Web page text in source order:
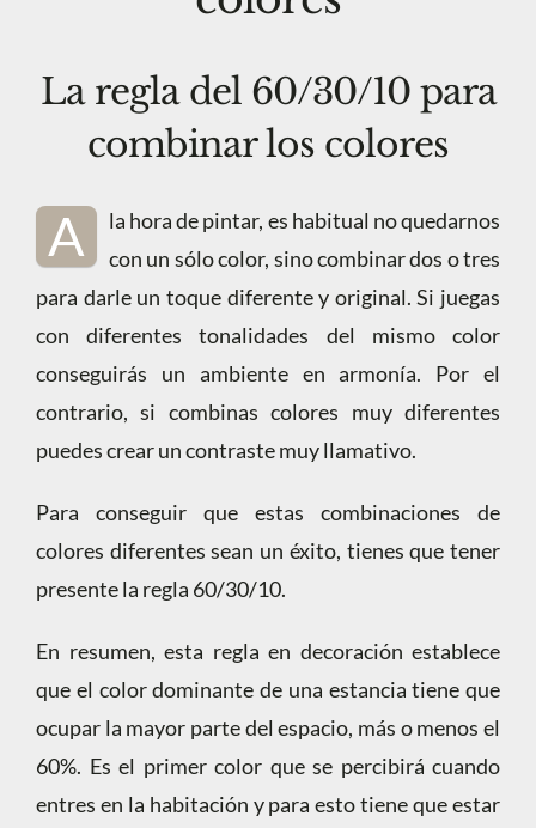
La regla del 60/30/10 para
combinar los colores
A
la hora de pintar, es habitual no quedarnos
con un sólo color, sino combinar dos o tres
para darle un toque diferente y original. Si juegas
con diferentes tonalidades del mismo color
conseguirás un ambiente en armonía. Por el
contrario, si combinas colores muy diferentes
puedes crear un contraste muy llamativo.
Para conseguir que estas combinaciones de
colores diferentes sean un éxito, tienes que tener
presente la regla 60/30/10.
En resumen, esta regla en decoración establece
que el color dominante de una estancia tiene que
ocupar la mayor parte del espacio, más o menos el
60%. Es el primer color que se percibirá cuando
entres en la habitación y para esto tiene que estar